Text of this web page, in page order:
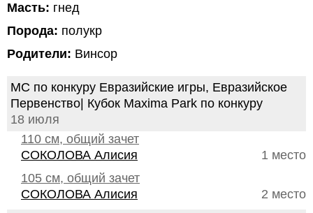
Масть: гнед
Порода: полукр
Родители: Винсор
МС по конкуру Евразийские игры, Евразийское
Первенство| Кубок Maxima Park по конкуру
18 июля
110 см, общий зачет
1 место
СОКОЛОВА Алисия
105 см, общий зачет
2 место
СОКОЛОВА Алисия